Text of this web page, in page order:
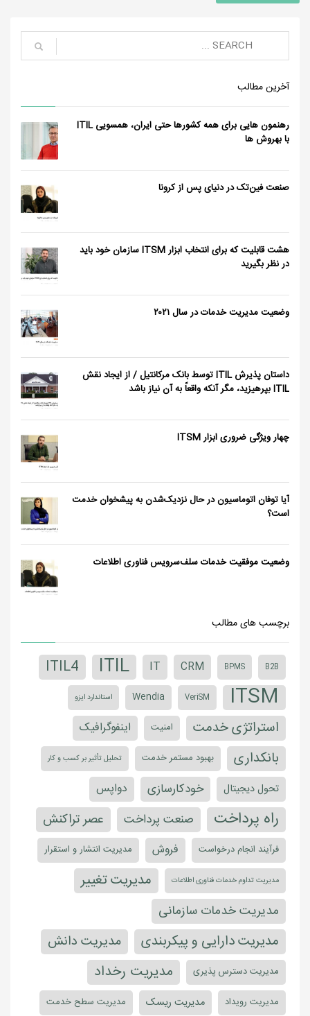
آخرین مطالب
رهنمون هایی برای همه کشورها حتی ایران، همسویی ITIL
با بهروش ها
صنعت فین‌تک در دنیای پس از کرونا
هشت قابلیت که برای انتخاب ابزار ITSM سازمان خود باید
در نظر بگیرید
وضعیت مدیریت خدمات در سال ٢٠٢١
داستان پذیرش ITIL توسط بانک مرکانتیل / از ایجاد نقش
ITIL بپرهیزید، مگر آنکه واقعاً به آن نیاز باشد
چهار ویژگی ضروری ابزار ITSM
آیا توفان اتوماسیون در حال نزدیک‌شدن به پیشخوان خدمت
است؟
وضعیت موفقیت خدمات سلف‌سرویس فناوری اطلاعات
برچسب های مطالب
B2B
BPMS
CRM
IT
ITIL
ITIL4
ITSM
VeriSM
Wendia استاندارد ایزو
استراتژی خدمت امنیت اینفوگرافیک
بانکداری بهبود مستمر خدمت تحلیل تأثیر بر کسب و کار
تحول دیجیتال خودکارسازی دواپس
راه پرداخت صنعت پرداخت عصر تراکنش
فرآیند انجام درخواست فروش مدیریت انتشار و استقرار
مدیریت تداوم خدمات فناوری اطلاعات مدیریت تغییر
مدیریت خدمات سازمانی
مدیریت دارایی و پیکربندی مدیریت دانش
مدیریت دسترس پذیری مدیریت رخداد
مدیریت رویداد مدیریت ریسک مدیریت سطح خدمت